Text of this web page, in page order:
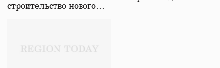
строительство нового…